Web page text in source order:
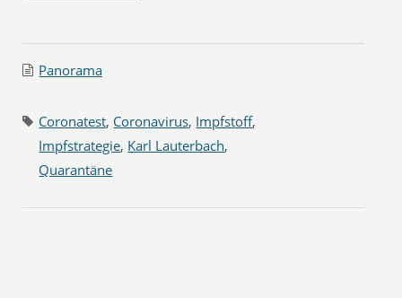
Panorama
Coronatest, Coronavirus, Impfstoff,
Impfstrategie, Karl Lauterbach,
Quarantäne